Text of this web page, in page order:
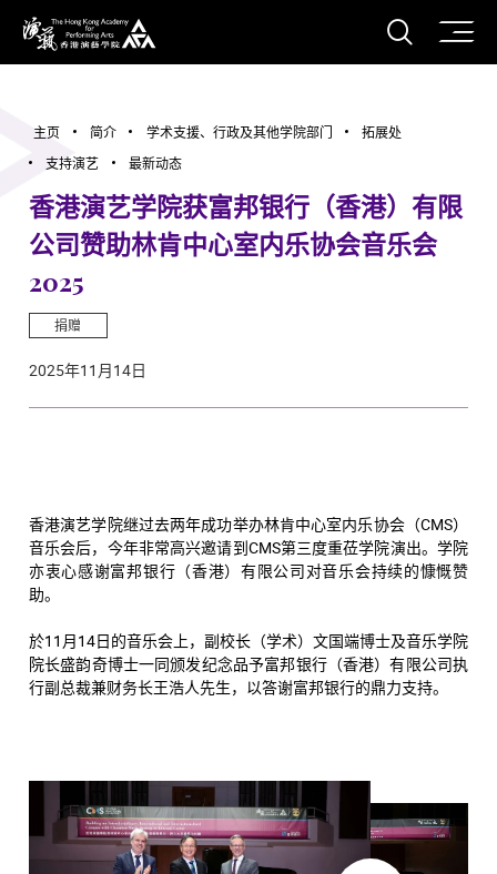
香港演艺学院
打开
主页 简介 学术支援、行政及其他学院部门
拓展处
支持演艺
最新动态
香港演艺学院获富邦银行（香港）有限
公司赞助林肯中心室内乐协会音乐会
2025
捐赠
2025年11月14日
香港演艺学院继过去两年成功举办林肯中心室内乐协会（CMS）
音乐会后，今年非常高兴邀请到CMS第三度重莅学院演出。学院
亦衷心感谢富邦银行（香港）有限公司对音乐会持续的慷慨赞
助。
於11 月14日的音乐会上，副校长（学术）文国端博士及音乐学院
院长盛韵奇博士一同颁发纪念品予富邦银行（香港）有限公司执
行副总裁兼财务长王浩人先生，以答谢富邦银行的鼎力支持。